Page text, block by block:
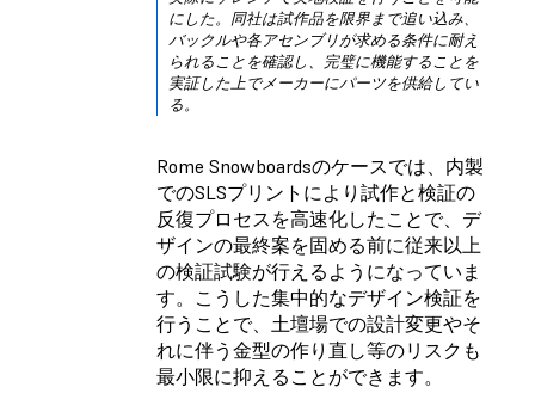
にした。同社は試作品を限界まで追い込み、
バックルや各アセンブリが求める条件に耐え
られることを確認し、完璧に機能することを
実証した上でメーカーにパーツを供給してい
る。
Rome Snowboardsのケースでは、内製
でのSLSプリントにより試作と検証の
反復プロセスを高速化したことで、デ
ザインの最終案を固める前に従来以上
の検証試験が行えるようになっていま
す。こうした集中的なデザイン検証を
行うことで、土壇場での設計変更やそ
れに伴う金型の作り直し等のリスクも
最小限に抑えることができます。